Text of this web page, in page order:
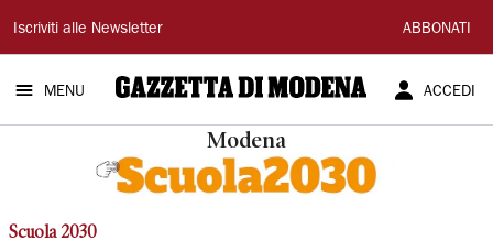
Gazzetta
di
Modena
Iscriviti alle Newsletter ABBONATI
MENU ACCEDI
Modena
Scuola 2030